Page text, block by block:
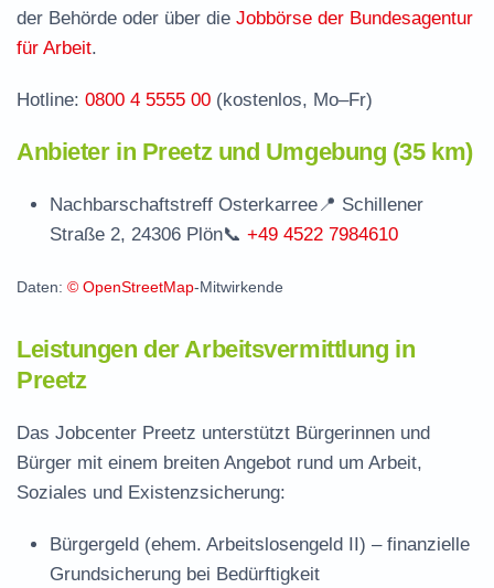
Häufige Fragen rund ums Jobcenter
der Behörde oder über die Jobbörse der Bundesagentur
für Arbeit.
Hotline: 0800 4 5555 00 (kostenlos, Mo–Fr)
Anbieter in Preetz und Umgebung (35 km)
Nachbarschaftstreff Osterkarree📍 Schillener
Straße 2, 24306 Plön📞 +49 4522 7984610
Daten: © OpenStreetMap-Mitwirkende
Leistungen der Arbeitsvermittlung in
Preetz
Das Jobcenter Preetz unterstützt Bürgerinnen und
Bürger mit einem breiten Angebot rund um Arbeit,
Soziales und Existenzsicherung:
Bürgergeld (ehem. Arbeitslosengeld II) – finanzielle
Grundsicherung bei Bedürftigkeit